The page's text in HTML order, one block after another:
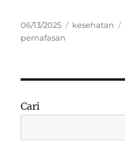
Posted
on
06/13/2025 Categories
kesehatan
pernafasan
Cari